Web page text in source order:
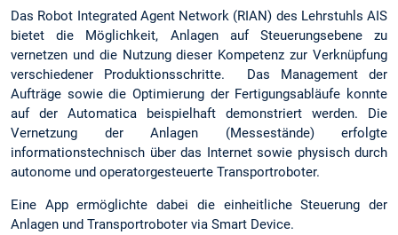
Das Robot Integrated Agent Network (RIAN) des Lehrstuhls AIS
bietet die Möglichkeit, Anlagen auf Steuerungsebene zu
vernetzen und die Nutzung dieser Kompetenz zur Verknüpfung
verschiedener Produktionsschritte. Das Management der
Aufträge sowie die Optimierung der Fertigungsabläufe konnte
auf der Automatica beispielhaft demonstriert werden. Die
Vernetzung der Anlagen (Messestände) erfolgte
informationstechnisch über das Internet sowie physisch durch
autonome und operatorgesteuerte Transportroboter.
Eine App ermöglichte dabei die einheitliche Steuerung der
Anlagen und Transportroboter via Smart Device.